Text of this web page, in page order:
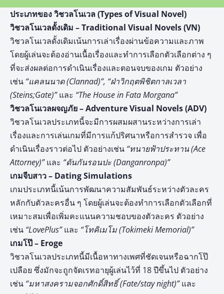
ประเภทของ วิชวลโนเวล (Types of Visual Novel)
วิชวลโนเวลดั้งเดิม – Traditional Visual Novels (VN)
วิชวลโนเวลดั้งเดิมเน้นการเล่าเรื่องผ่านข้อความและภาพ
โดยผู้เล่นจะต้องอ่านเนื้อเรื่องและทำการเลือกตัวเลือกต่าง ๆ
ที่จะส่งผลต่อการดำเนินเรื่องและตอนจบของเกม ตัวอย่าง
เช่น “แคลนนาด (Clannad)”, “ฝ่าวิกฤตพิชิตกาลเวลา
(Steins;Gate)”และ “The House in Fata Morgana”
วิชวลโนเวลผจญภัย – Adventure Visual Novels (ADV)
วิชวลโนเวลประเภทนี้จะมีการผสมผสานระหว่างการเล่า
เรื่องและการเล่นเกมที่มีการแก้ปริศนาหรือการสำรวจ เพื่อ
ดำเนินเรื่องราวต่อไป ตัวอย่างเช่น “ทนายฟ้าประทาน (Ace
Attorney)”และ “ดันกันรอนปะ (Danganronpa)”
เกมจีบสาว – Dating Simulations
เกมประเภทนี้เน้นการพัฒนาความสัมพันธ์ระหว่างตัวละคร
หลักกับตัวละครอื่น ๆ โดยผู้เล่นจะต้องทำการเลือกตัวเลือกที่
เหมาะสมเพื่อเพิ่มคะแนนความชอบของตัวละคร ตัวอย่าง
เช่น “LovePlus”และ “โทคิเมโม (Tokimeki Memorial)”
เกมโป๊ – Eroge
วิชวลโนเวลประเภทนี้มีเนื้อหาทางเพศที่ชัดเจนหรือฉากโป๊
เปลือย ซึ่งมักจะถูกจัดเรทอายุผู้เล่นไว้ที่ 18 ปีขึ้นไป ตัวอย่าง
เช่น “มหาสงครามจอกศักดิ์สิทธิ์ (Fate/stay night)”และ